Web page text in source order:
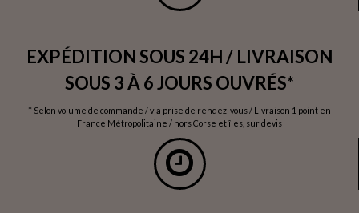
EXPÉDITION SOUS 24H / LIVRAISON
SOUS 3 À 6 JOURS OUVRÉS*
* Selon volume de commande / via prise de rendez-vous / Livraison 1 point en
France Métropolitaine / hors Corse et îles, sur devis